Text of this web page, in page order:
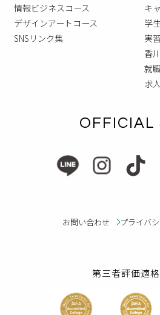
情報ビジネスコース
デザインアートコース
SNSリンク集
キ
学
実
香
就
求
OFFICIAL
お問い合わせ プライバ
第三者評価適